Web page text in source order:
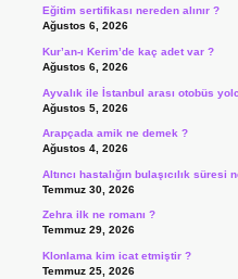
Eğitim sertifikası nereden alınır ?
Ağustos 6, 2026
Kur’an-ı Kerim’de kaç adet var ?
Ağustos 6, 2026
Ayvalık ile İstanbul arası otobüs
Ağustos 5, 2026
Arapçada amik ne demek ?
Ağustos 4, 2026
Altıncı hastalığın bulaşıcılık süresi
Temmuz 30, 2026
Zehra ilk ne romanı ?
Temmuz 29, 2026
Klonlama kim icat etmiştir ?
Temmuz 25, 2026